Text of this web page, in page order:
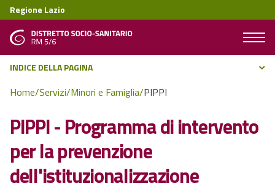
Regione Lazio
Home/Servizi/Minori e Famiglia/PIPPI
PIPPI - Programma di intervento
per la prevenzione
dell'istituzionalizzazione